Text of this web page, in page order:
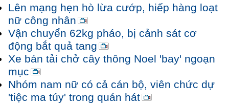
Lên mạng hẹn hò lừa cướp, hiếp hàng loạt
nữ công nhân
Vận chuyển 62kg pháo, bị cảnh sát cơ
động bắt quả tang
Xe bán tải chở cây thông Noel 'bay' ngoạn
mục
Nhóm nam nữ có cả cán bộ, viên chức dự
'tiệc ma túy' trong quán hát